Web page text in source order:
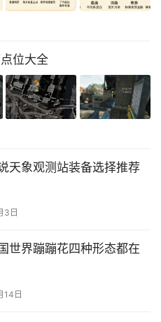
位大全
天象观测站装备选择推荐
3日
世界蹦蹦花四种形态都在
14日